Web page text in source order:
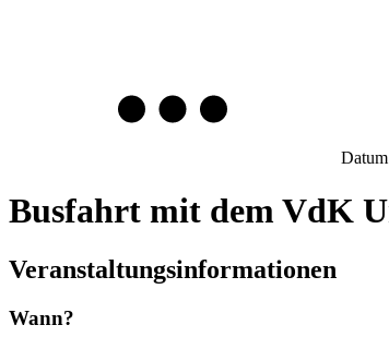
Datum
Busfahrt mit dem VdK
Veranstaltungsinformationen
Wann?